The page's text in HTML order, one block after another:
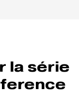
la série